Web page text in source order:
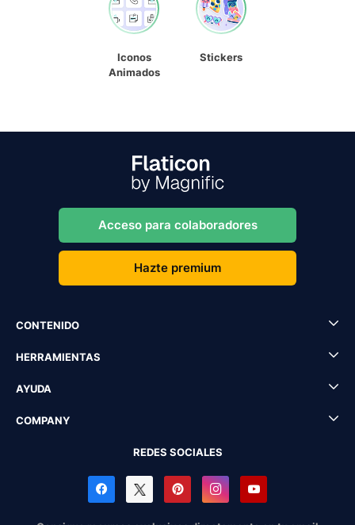
Iconos
Animados
Stickers
Acceso para colaboradores
Hazte premium
CONTENIDO
HERRAMIENTAS
AYUDA
COMPANY
REDES SOCIALES